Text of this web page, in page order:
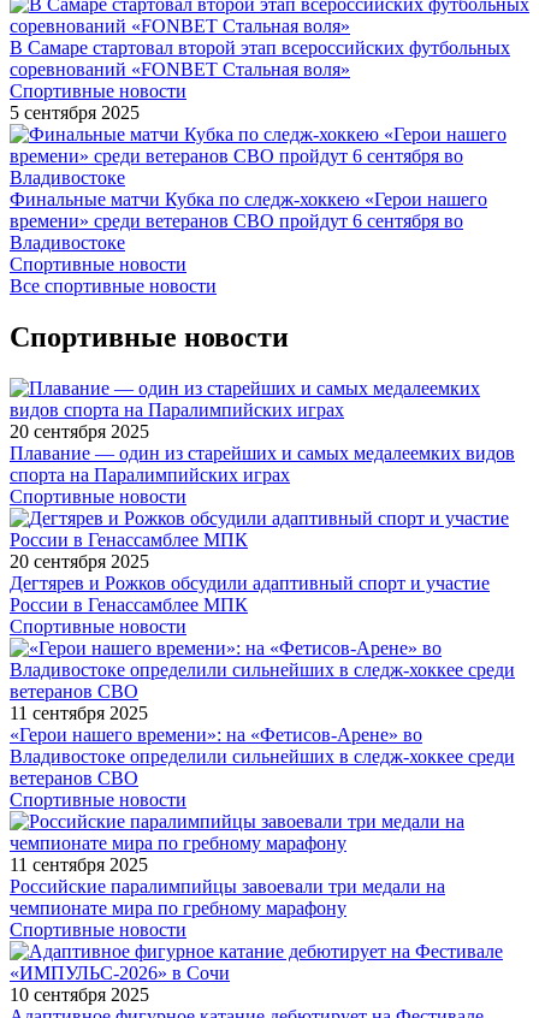
В Самаре стартовал второй этап всероссийских футбольных
соревнований «FONBET Стальная воля»
Спортивные новости
5 сентября 2025
Финальные матчи Кубка по следж-хоккею «Герои нашего
времени» среди ветеранов СВО пройдут 6 сентября во
Владивостоке
Спортивные новости
Все спортивные новости
Спортивные новости
20 сентября 2025
Плавание — один из старейших и самых медалеемких видов
спорта на Паралимпийских играх
Спортивные новости
20 сентября 2025
Дегтярев и Рожков обсудили адаптивный спорт и участие
России в Генассамблее МПК
Спортивные новости
11 сентября 2025
«Герои нашего времени»: на «Фетисов-Арене» во
Владивостоке определили сильнейших в следж-хоккее среди
ветеранов СВО
Спортивные новости
11 сентября 2025
Российские паралимпийцы завоевали три медали на
чемпионате мира по гребному марафону
Спортивные новости
10 сентября 2025